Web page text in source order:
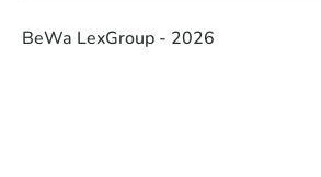
BeWa LexGroup - 2026